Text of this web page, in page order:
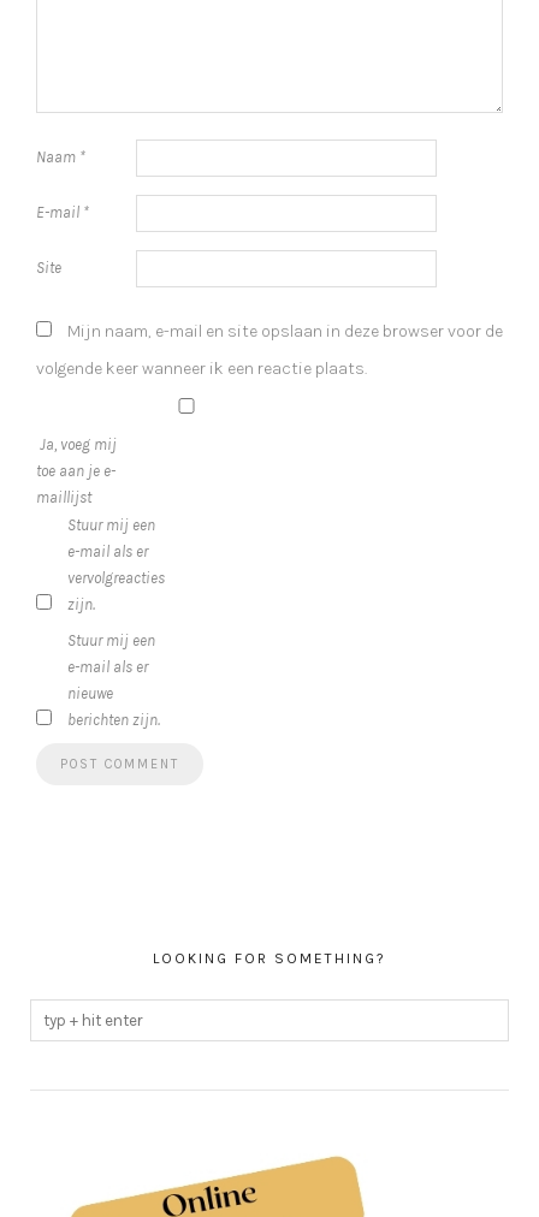
Naam *
E-mail *
Site
Mijn naam, e-mail en site opslaan in deze browser voor de
volgende keer wanneer ik een reactie plaats.
Ja, voeg mij
toe aan je e-
maillijst
Stuur mij een
e-mail als er
vervolgreacties
zijn.
Stuur mij een
e-mail als er
nieuwe
berichten zijn.
LOOKING FOR SOMETHING?